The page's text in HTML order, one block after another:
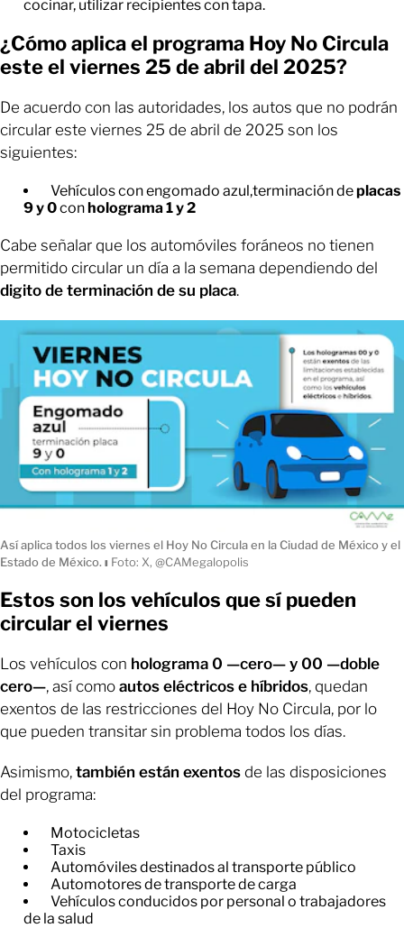
cocinar, utilizar recipientes con tapa.
¿Cómo aplica el programa Hoy No Circula
este el viernes 25 de abril del 2025?
De acuerdo con las autoridades, los autos que no podrán
circular este viernes 25 de abril de 2025 son los
siguientes:
Vehículos con engomado azul,terminación deplacas
9 y 0conholograma 1 y 2
Cabe señalar que los automóviles foráneos no tienen
permitido circular un día a la semana dependiendo del
digito de terminación de su placa.
Así aplica todos los viernes el Hoy No Circula en la Ciudad de México y el
Estado de México. ı Foto: X, @CAMegalopolis
Estos son los vehículos que sí pueden
circular el viernes
Los vehículos con holograma 0 —cero— y 00 —doble
cero—, así como autos eléctricos e híbridos, quedan
exentos de las restricciones del Hoy No Circula, por lo
que pueden transitar sin problema todos los días.
Asimismo, también están exentos de las disposiciones
del programa:
Motocicletas
Taxis
Automóviles destinados al transporte público
Automotores de transporte de carga
Vehículos conducidos por personal o trabajadores
de la salud